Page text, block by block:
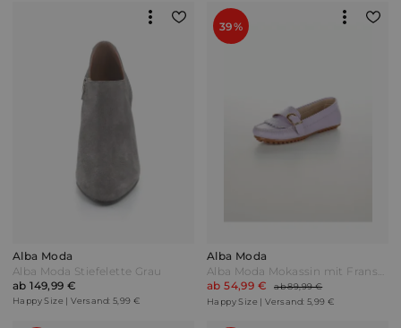
Alba Moda
Alba Moda Stiefelette Grau
ab 149,99 €
Happy Size | Versand: 5,99 €
39%
Alba Moda
Alba Moda Mokassin mit Fransen Lila
ab 54,99 €
ab 89,99 €
Happy Size | Versand: 5,99 €